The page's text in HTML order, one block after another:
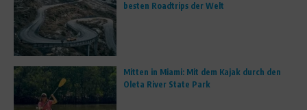
besten Roadtrips der Welt
Mitten in Miami: Mit dem Kajak durch den
Oleta River State Park